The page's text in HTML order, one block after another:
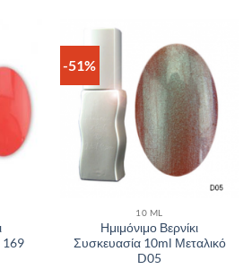
169
-51%
10 ML
Ημιμόνιμο Βερνίκι
Συσκευασία 10ml Μεταλικό
D05